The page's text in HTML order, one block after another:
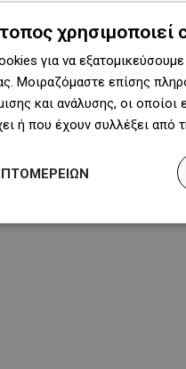
χρησιμοποιεί
για να
Μοιραζόμαστε επίσης
και ανάλυσης, οι
ή που έχουν συλλέξει